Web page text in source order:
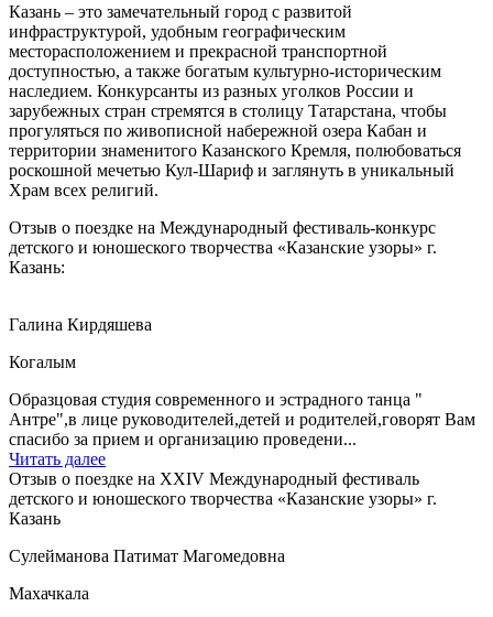
Казань – это замечательный город с развитой
инфраструктурой, удобным географическим
месторасположением и прекрасной транспортной
доступностью, а также богатым культурно-историческим
наследием. Конкурсанты из разных уголков России и
зарубежных стран стремятся в столицу Татарстана, чтобы
прогуляться по живописной набережной озера Кабан и
территории знаменитого Казанского Кремля, полюбоваться
роскошной мечетью Кул-Шариф и заглянуть в уникальный
Храм всех религий.
Отзыв о поездке на Международный фестиваль-конкурс
детского и юношеского творчества «Казанские узоры» г.
Казань:
Галина Кирдяшева
Когалым
Образцовая студия современного и эстрадного танца "
Антре",в лице руководителей,детей и родителей,говорят Вам
спасибо за прием и организацию проведени...
Читать далее
Отзыв о поездке на XXIV Международный фестиваль
детского и юношеского творчества «Казанские узоры» г.
Казань
Сулейманова Патимат Магомедовна
Махачкала